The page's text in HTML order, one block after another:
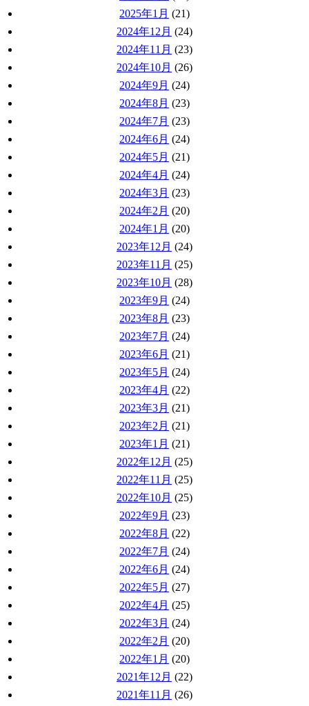
2025年1月 (21)
2024年12月 (24)
2024年11月 (23)
2024年10月 (26)
2024年9月 (24)
2024年8月 (23)
2024年7月 (23)
2024年6月 (24)
2024年5月 (21)
2024年4月 (24)
2024年3月 (23)
2024年2月 (20)
2024年1月 (20)
2023年12月 (24)
2023年11月 (25)
2023年10月 (28)
2023年9月 (24)
2023年8月 (23)
2023年7月 (24)
2023年6月 (21)
2023年5月 (24)
2023年4月 (22)
2023年3月 (21)
2023年2月 (21)
2023年1月 (21)
2022年12月 (25)
2022年11月 (25)
2022年10月 (25)
2022年9月 (23)
2022年8月 (22)
2022年7月 (24)
2022年6月 (24)
2022年5月 (27)
2022年4月 (25)
2022年3月 (24)
2022年2月 (20)
2022年1月 (20)
2021年12月 (22)
2021年11月 (26)